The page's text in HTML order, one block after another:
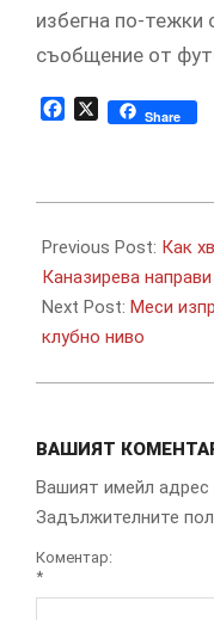
избегна по-тежки
съобщение от
Facebook
X Share
10-
31
Previous Post: Как
Каназирева
Next Post: Меси
клубно ниво
ВАШИЯТ
Вашият имейл адрес
Задължителните
Коментар:
*